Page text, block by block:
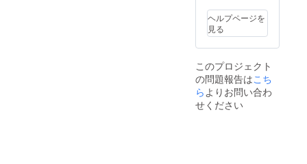
日〜1年
間掲載
・掲載
方法：
み ・注
意事
項：掲
載を希
望され
とご記
入くだ
さい。
・掲載
方法：
文字の
項：掲
載を希
望され
る方
は、備
ヘルプページを
見る
このプロジェクト
の問題報告はこち
ら よりお問い合わ
せください